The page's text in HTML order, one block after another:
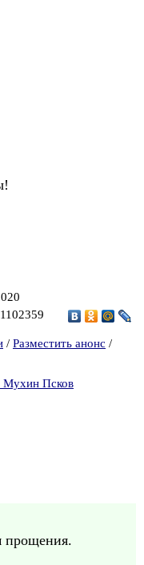
/ Разместить анонс /
Мухин Псков
прощения.